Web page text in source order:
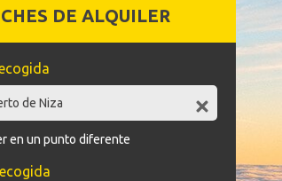
DE ALQUILER
en un punto diferente